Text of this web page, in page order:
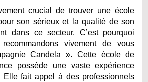
crucial de trouver une école
son sérieux et la qualité de son
dans ce secteur. C’est pourquoi
vivement de vous
Candela ». Cette école de
possède une vaste expérience
Elle fait appel à des professionnels